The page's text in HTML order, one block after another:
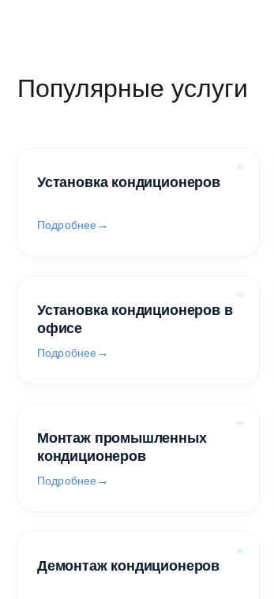
Популярные услуги
Установка кондиционеров
Подробнее
Установка кондиционеров в
офисе
Подробнее
Монтаж промышленных
кондиционеров
Подробнее
Демонтаж кондиционеров